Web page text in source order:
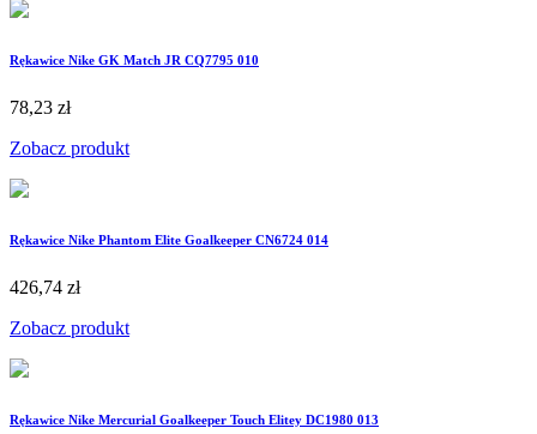
Rękawice Nike GK Match JR CQ7795 010
78,23 zł
Zobacz produkt
Rękawice Nike Phantom Elite Goalkeeper CN6724 014
426,74 zł
Zobacz produkt
Rękawice Nike Mercurial Goalkeeper Touch Elitey DC1980 013